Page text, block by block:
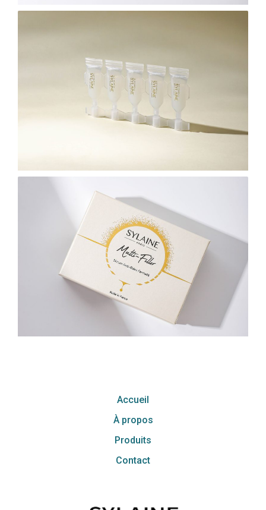
Accueil
À propos
Produits
Contact